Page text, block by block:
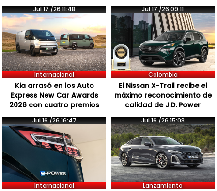
Jul 17 /26 11:48
Internacional
Kia arrasó en los Auto
Express New Car Awards
2026 con cuatro premios
Jul 17 /26 09:11
Colombia
El Nissan X-Trail recibe el
máximo reconocimiento de
calidad de J.D. Power
Jul 16 /26 16:47
Internacional
Jul 16 /26 15:03
Lanzamiento